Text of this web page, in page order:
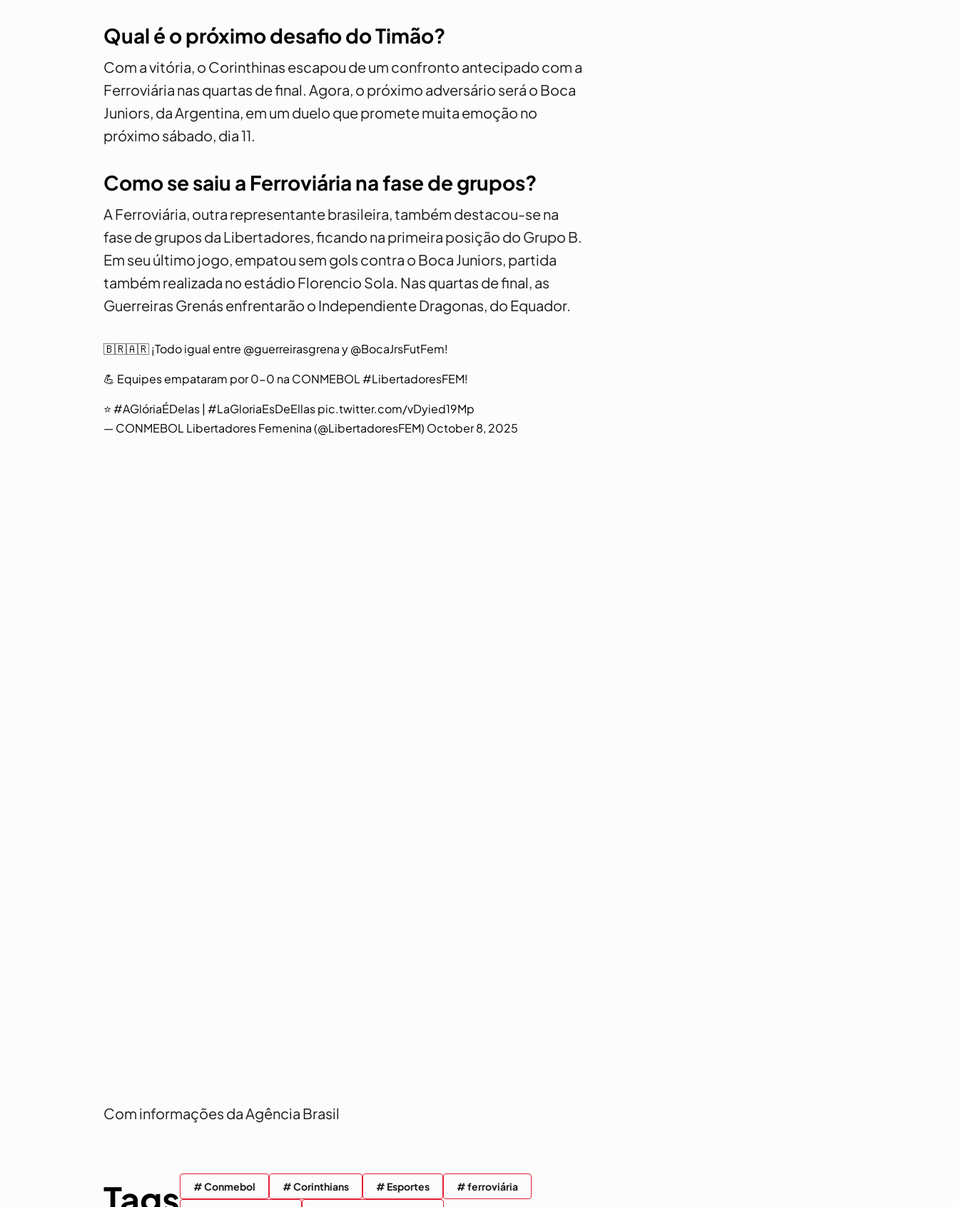
Qual é o próximo desafio do Timão?
Com a vitória, o Corinthinas escapou de um confronto antecipado com a
Ferroviária nas quartas de final. Agora, o próximo adversário será o Boca
Juniors, da Argentina, em um duelo que promete muita emoção no
próximo sábado, dia 11.
Como se saiu a Ferroviária na fase de grupos?
A Ferroviária, outra representante brasileira, também destacou-se na
fase de grupos da Libertadores, ficando na primeira posição do Grupo B.
Em seu último jogo, empatou sem gols contra o Boca Juniors, partida
também realizada no estádio Florencio Sola. Nas quartas de final, as
Guerreiras Grenás enfrentarão o Independiente Dragonas, do Equador.
🇧🇷🇦🇷 ¡Todo igual entre @guerreirasgrenay@BocaJrsFutFem!
💪 Equipes empataram por 0-0 na CONMEBOL#LibertadoresFEM!
⭐️#AGlóriaÉDelas| #LaGloriaEsDeEllaspic.twitter.com/vDyied19Mp
— CONMEBOL Libertadores Femenina (@LibertadoresFEM) October 8, 2025
Com informações da Agência Brasil
# Conmebol # Corinthians # Esportes
# ferroviária